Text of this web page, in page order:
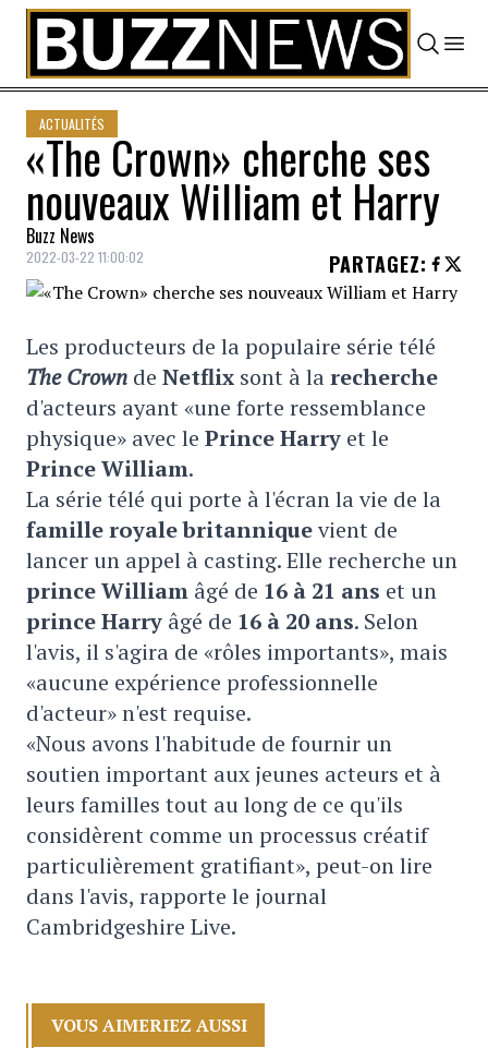
Skip to content
ACTUALITÉS
«The Crown» cherche ses
nouveaux William et Harry
Buzz News
2022-03-22 11:00:02 PARTAGEZ:
Les producteurs de la populaire série télé
The Crown de Netflix sont à larecherche
d'acteurs ayant «une forte ressemblance
physique» avec le Prince Harry et le
Prince William.
La série télé qui porte à l'écran la vie de la
famille royale britanniquevient de
lancer un appel à casting. Elle recherche un
prince William âgé de 16 à 21 ans et un
prince Harry âgé de 16 à 20 ans. Selon
l'avis, il s'agira de «rôles importants», mais
«aucune expérience professionnelle
d'acteur» n'est requise.
«Nous avons l'habitude de fournir un
soutien important aux jeunes acteurs et à
leurs familles tout au long de ce qu'ils
considèrent comme un processus créatif
particulièrement gratifiant», peut-on lire
dans l'avis, rapporte le journal
Cambridgeshire Live.
VOUS AIMERIEZ AUSSI